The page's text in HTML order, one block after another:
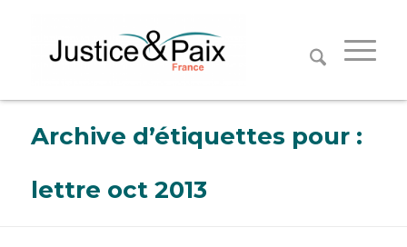
Archive d’étiquettes pour :
lettre oct 2013